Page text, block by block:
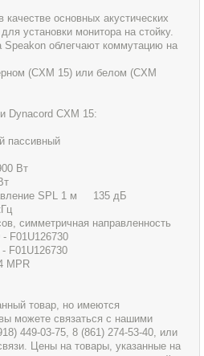
основных акустических
установки монитора на стойку.
облегчают коммутацию на
(CXM 15) или белом (CXM
Dynacord CXM 15:
пассивный
Вт
SPL 1 м 135 дБ
симметричная направленность
F01U126730
F01U126730
MPR
товар, но имеются
можете связаться с нашими
449-03-75, 8 (861) 274-53-40, или
Цены на товары, указанные на